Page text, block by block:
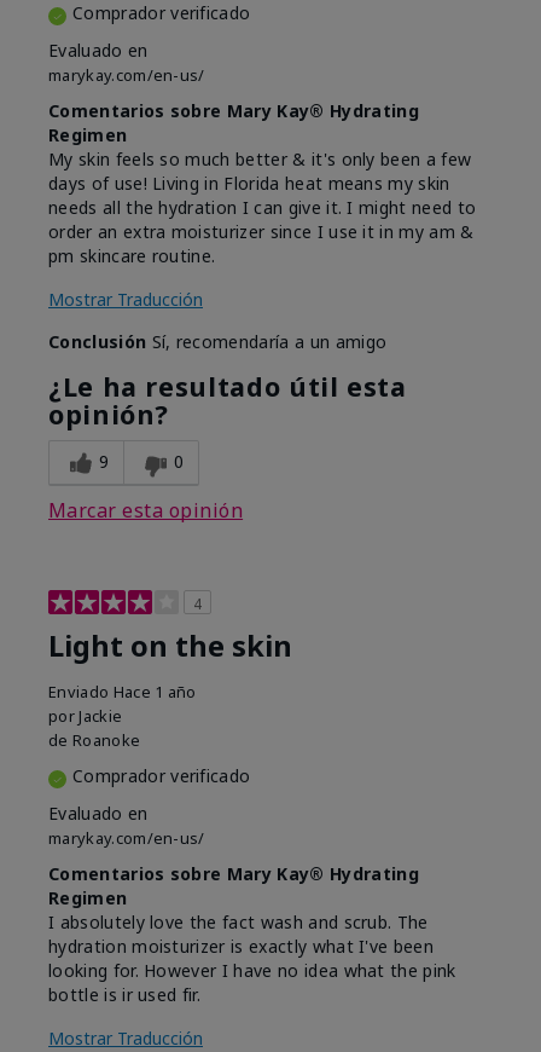
Comprador verificado
Evaluado en
marykay.com/en-us/
Comentarios sobre Mary Kay® Hydrating
Regimen
My skin feels so much better & it's only been a few
days of use! Living in Florida heat means my skin
needs all the hydration I can give it. I might need to
order an extra moisturizer since I use it in my am &
pm skincare routine.
Mostrar Traducción
Conclusión Sí, recomendaría a un amigo
¿Le ha resultado útil esta
opinión?
9 0
Marcar esta opinión
4
Light on the skin
Enviado Hace 1 año
por Jackie
de Roanoke
Comprador verificado
Evaluado en
marykay.com/en-us/
Comentarios sobre Mary Kay® Hydrating
Regimen
I absolutely love the fact wash and scrub. The
hydration moisturizer is exactly what I've been
looking for. However I have no idea what the pink
bottle is ir used fir.
Mostrar Traducción